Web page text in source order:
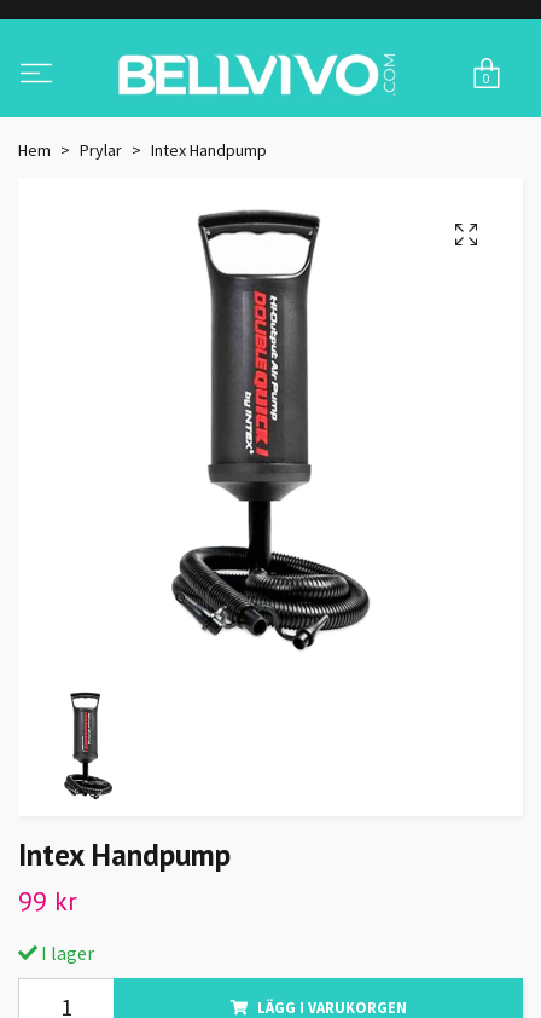
0
Hem Prylar Intex Handpump
Intex Handpump
99 kr
I lager
LÄGG I VARUKORGEN